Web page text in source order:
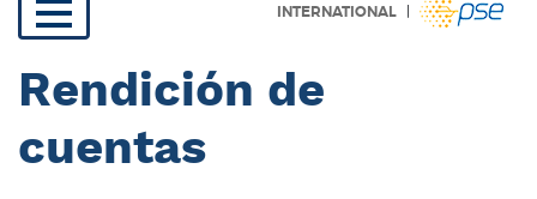
INTERNATIONAL |
Navegación
principal
Rendición de
cuentas